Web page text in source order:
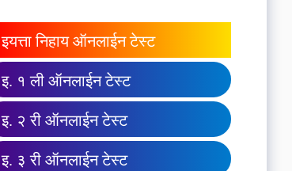
इयत्ता निहाय ऑनलाईन टेस्ट
इ. १ ली ऑनलाईन टेस्ट
इ. २ री ऑनलाईन टेस्ट
इ. ३ री ऑनलाईन टेस्ट